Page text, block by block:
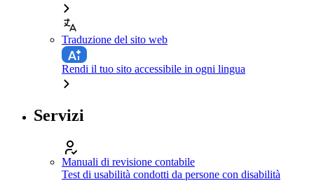
Traduzione del sito web
Rendi il tuo sito accessibile in ogni lingua
Servizi
Manuali di revisione contabile
Test di usabilità condotti da persone con disabilità